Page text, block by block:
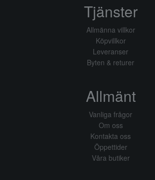
Tjänster
Allmänna villkor
Köpvillkor
Leveranser
Byten & returer
Allmänt
Vanliga frågor
Om oss
Kontakta oss
Öppettider
Våra butiker